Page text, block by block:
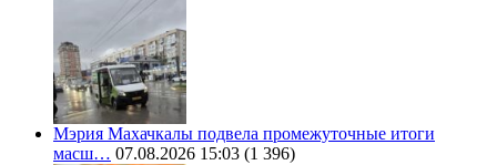
Мэрия Махачкалы подвела промежуточные итоги
масш… 07.08.2026 15:03 (1 396)